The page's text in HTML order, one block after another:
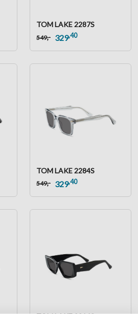
TOM LAKE 2287S
549,- 329,40
TOM LAKE 2284S
549,- 329,40